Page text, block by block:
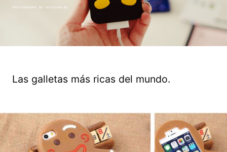
Las galletas más ricas del mundo.